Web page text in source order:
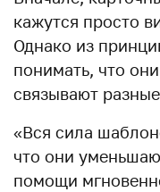
кажутся просто
Однако из
понимать, что
связывают
«Вся сила
что они
помощи